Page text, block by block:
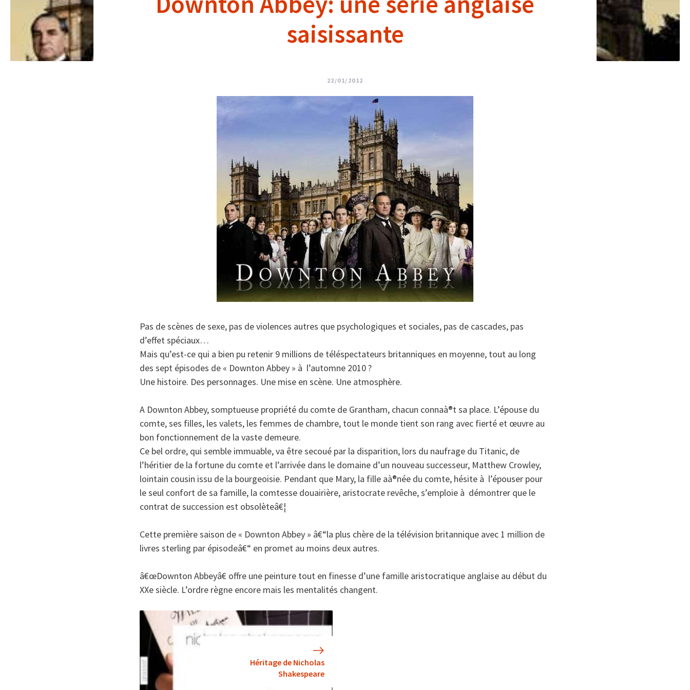
saisissante
22/01/2012
Pas de scènes de sexe, pas de violences autres que psychologiques et sociales, pas de cascades, pas
d’effet spéciaux…
Mais qu’est-ce qui a bien pu retenir 9 millions de téléspectateurs britanniques en moyenne, tout au long
des sept épisodes de « Downton Abbey » à l’automne 2010 ?
Une histoire. Des personnages. Une mise en scène. Une atmosphère.
A Downton Abbey, somptueuse propriété du comte de Grantham, chacun connaà®t sa place. L’épouse du
comte, ses filles, les valets, les femmes de chambre, tout le monde tient son rang avec fierté et œuvre au
bon fonctionnement de la vaste demeure.
Ce bel ordre, qui semble immuable, va être secoué par la disparition, lors du naufrage du Titanic, de
l’héritier de la fortune du comte et l’arrivée dans le domaine d’un nouveau successeur, Matthew Crowley,
lointain cousin issu de la bourgeoisie. Pendant que Mary, la fille aà®née du comte, hésite à l’épouser pour
le seul confort de sa famille, la comtesse douairière, aristocrate revêche, s’emploie à démontrer que le
contrat de succession est obsolèteâ€¦
Cette première saison de « Downton Abbey » â€“la plus chère de la télévision britannique avec 1 million de
livres sterling par épisodeâ€“ en promet au moins deux autres.
â€œDownton Abbeyâ€ offre une peinture tout en finesse d’une famille aristocratique anglaise au début du
XXe siècle. L’ordre règne encore mais les mentalités changent.
Héritage de Nicholas
Shakespeare